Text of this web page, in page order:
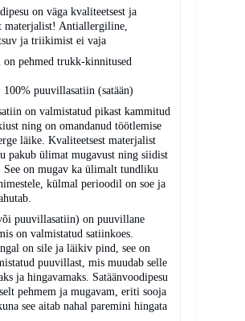
on väga kvaliteetsest ja
materjalist! Antiallergiline,
ja triikimist ei vaja
pehmed trukk-kinnitused
puuvillasatiin (satään)
on valmistatud pikast kammitud
ning on omandanud töötlemise
läike. Kvaliteetsest materjalist
pakub ülimat mugavust ning siidist
See on mugav ka ülimalt tundliku
külmal perioodil on soe ja
puuvillasatiin) on puuvillane
on valmistatud satiinkoes.
on sile ja läikiv pind, see on
puuvillast, mis muudab selle
ja hingavamaks. Satäänvoodipesu
pehmem ja mugavam, eriti sooja
see aitab nahal paremini hingata